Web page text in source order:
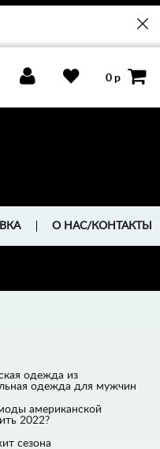
0 р
О НАС/КОНТАКТЫ
одежда из
одежда для мужчин
американской
2022?
сезона